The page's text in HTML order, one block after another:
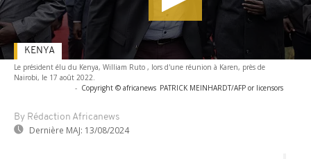
Le président élu du Kenya, William Ruto , lors d'une réunion à Karen, près de
Nairobi, le 17 août 2022.
- Copyright © africanews PATRICK MEINHARDT/AFP or licensors
By Rédaction Africanews
Dernière MAJ: 13/08/2024
KENYA